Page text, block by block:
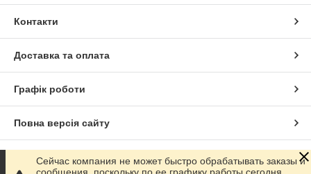
Контакти
Доставка та оплата
Графік роботи
Повна версія сайту
Сайт створено на маркетплейсі Prom.ua
Сейчас компания не может быстро обрабатывать заказы и